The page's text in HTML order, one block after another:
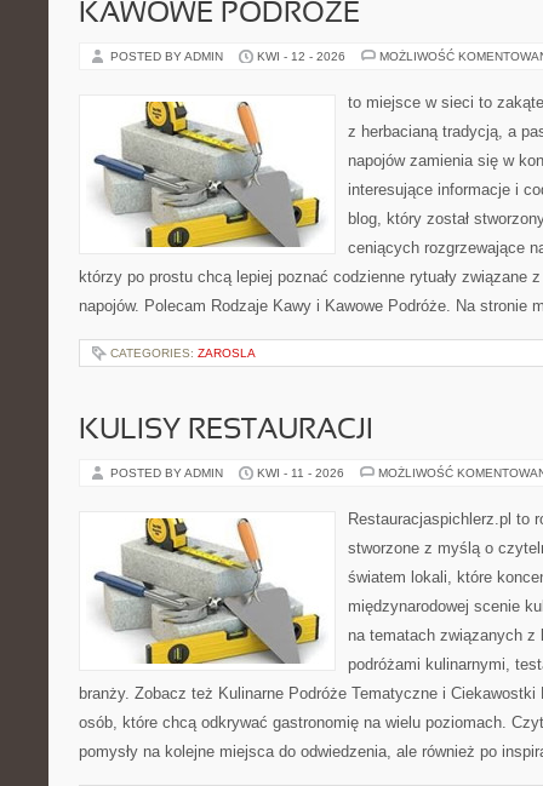
KAWOWE PODRÓŻE
POSTED BY ADMIN KWI - 12 - 2026 MOŻLIWOŚĆ
to miejsce w sieci to
z herbacianą tradycją, a
napojów zamienia się w
interesujące informacje i
blog, który został
ceniących rozgrzewające
którzy po prostu chcą lepiej poznać codzienne rytuały związane
napojów. Polecam Rodzaje Kawy i Kawowe Podróże. Na stronie
CATEGORIES: ZAROSLA
KULISY RESTAURACJI
POSTED BY ADMIN KWI - 11 - 2026 MOŻLIWOŚĆ
Restauracjaspichlerz.pl to
stworzone z myślą o
światem lokali, które
międzynarodowej scenie
na tematach związanych z
podróżami kulinarnymi,
branży. Zobacz też Kulinarne Podróże Tematyczne i Ciekawostki
osób, które chcą odkrywać gastronomię na wielu poziomach.
pomysły na kolejne miejsca do odwiedzenia, ale również po